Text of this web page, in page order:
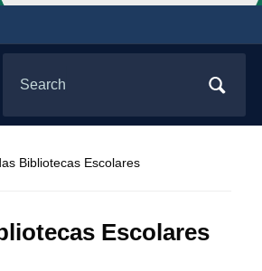
for:
Bibliotecas Escolares
Escolares